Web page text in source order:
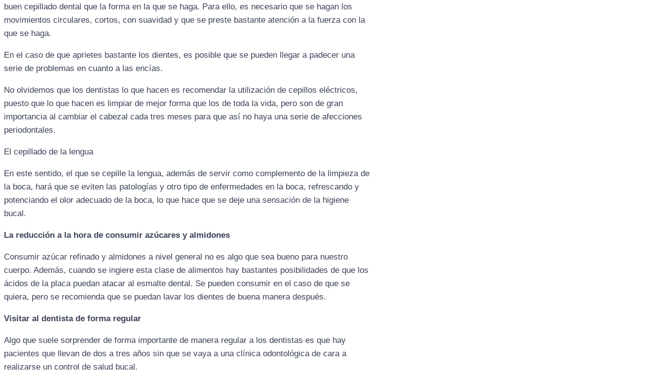
buen cepillado dental que la forma en la que se haga. Para ello, es necesario que se hagan los
movimientos circulares, cortos, con suavidad y que se preste bastante atención a la fuerza con la
que se haga.
En el caso de que aprietes bastante los dientes, es posible que se pueden llegar a padecer una
serie de problemas en cuanto a las encías.
No olvidemos que los dentistas lo que hacen es recomendar la utilización de cepillos eléctricos,
puesto que lo que hacen es limpiar de mejor forma que los de toda la vida, pero son de gran
importancia al cambiar el cabezal cada tres meses para que así no haya una serie de afecciones
periodontales.
El cepillado de la lengua
En este sentido, el que se cepille la lengua, además de servir como complemento de la limpieza de
la boca, hará que se eviten las patologías y otro tipo de enfermedades en la boca, refrescando y
potenciando el olor adecuado de la boca, lo que hace que se deje una sensación de la higiene
bucal.
La reducción a la hora de consumir azúcares y almidones
Consumir azúcar refinado y almidones a nivel general no es algo que sea bueno para nuestro
cuerpo. Además, cuando se ingiere esta clase de alimentos hay bastantes posibilidades de que los
ácidos de la placa puedan atacar al esmalte dental. Se pueden consumir en el caso de que se
quiera, pero se recomienda que se puedan lavar los dientes de buena manera después.
Visitar al dentista de forma regular
Algo que suele sorprender de forma importante de manera regular a los dentistas es que hay
pacientes que llevan de dos a tres años sin que se vaya a una clínica odontológica de cara a
realizarse un control de salud bucal.